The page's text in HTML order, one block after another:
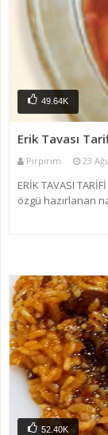
49.64K
Erik Tavası
Pirpirim 23
ERİK TAVASI
özgü hazırlanan
52.40K